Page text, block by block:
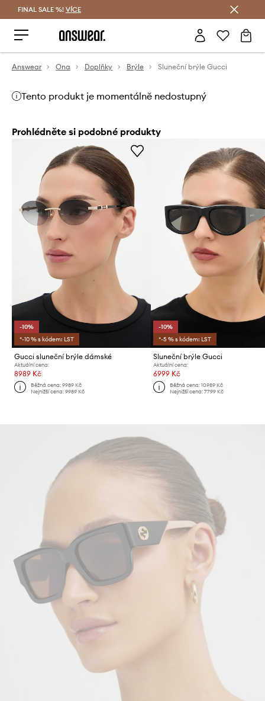
FINAL SALE %! VÍCE
Answear Ona Doplňky Brýle Sluneční brýle Gucci
Tento produkt je momentálně nedostupný
Prohlédněte si podobné produkty
-10%
*-10 % s kódem: LST
Gucci sluneční brýle dámské
Aktuální cena:
8989 Kč
Běžná cena:9989 Kč
Nejnižší cena:9989 Kč
-10%
*-5 % s kódem: LST
Sluneční brýle Gucci
Aktuální cena:
6999 Kč
Běžná cena: 10989 Kč
Nejnižší cena: 7799 Kč